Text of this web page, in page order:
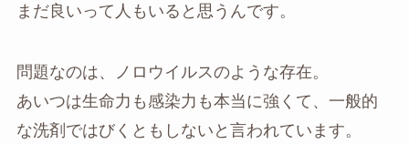
まだ良いって人もいると思うんです。
問題なのは、ノロウイルスのような存在。
あいつは生命力も感染力も本当に強くて、一般的
な洗剤ではびくともしないと言われています。